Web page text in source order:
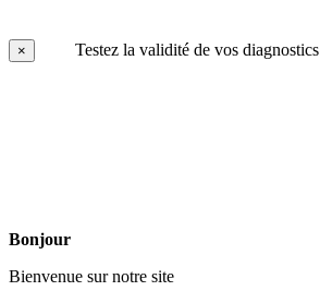
× Testez la validité de vos diagnostics
Bonjour
Bienvenue sur notre site